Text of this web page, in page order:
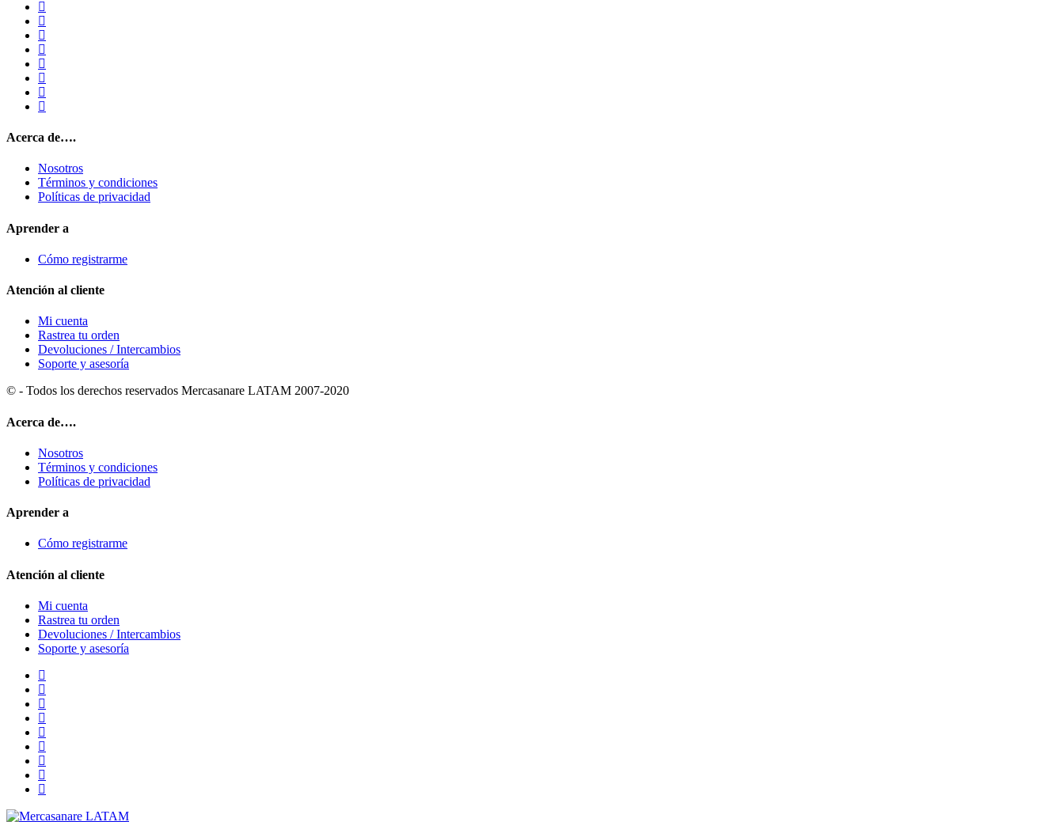
Acerca de….
Nosotros
Términos y condiciones
Políticas de privacidad
Aprender a
Cómo registrarme
Atención al cliente
Mi cuenta
Rastrea tu orden
Devoluciones / Intercambios
Soporte y asesoría
© - Todos los derechos reservados Mercasanare LATAM 2007-2020
Acerca de….
Nosotros
Términos y condiciones
Políticas de privacidad
Aprender a
Cómo registrarme
Atención al cliente
Mi cuenta
Rastrea tu orden
Devoluciones / Intercambios
Soporte y asesoría